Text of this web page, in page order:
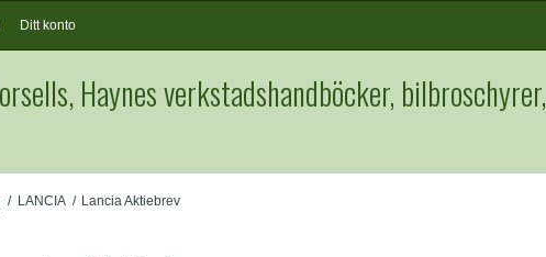
Ditt konto
Haynes verkstadshandböcker, bilbroschyrer,
/ LANCIA / Lancia Aktiebrev